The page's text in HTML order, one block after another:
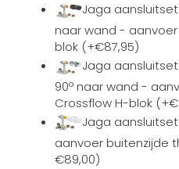
Jaga aansluitset
naar wand -
blok (+€87,95)
Jaga aansluitset
90º naar wand -
Crossflow H-blok
Jaga
aanvoer buitenzijde
€89,00)